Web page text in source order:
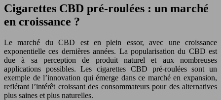
Cigarettes CBD pré-roulées : un marché
en croissance ?
Le marché du CBD est en plein essor, avec une croissance
exponentielle ces dernières années. La popularisation du CBD est
due à sa perception de produit naturel et aux nombreuses
applications possibles. Les cigarettes CBD pré-roulées sont un
exemple de l’innovation qui émerge dans ce marché en expansion,
reflétant l’intérêt croissant des consommateurs pour des alternatives
plus saines et plus naturelles.